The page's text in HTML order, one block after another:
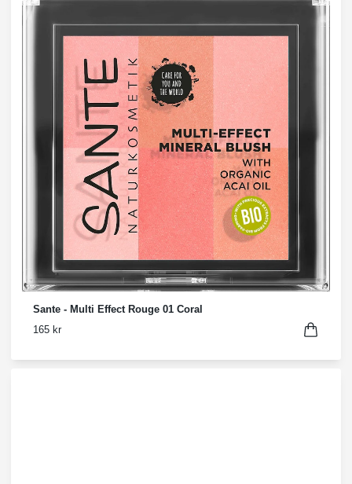
Sante - Multi Effect Rouge 01 Coral
165 kr